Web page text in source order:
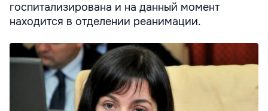
госпитализирована и на данный момент
находится в отделении реанимации.